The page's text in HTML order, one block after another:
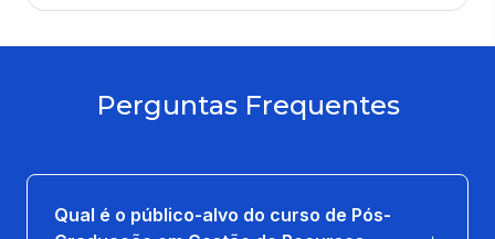
TRATAMENTO AVANÇADO DE ÁGUAS
Perguntas Frequentes
Qual é o público-alvo do curso de Pós-